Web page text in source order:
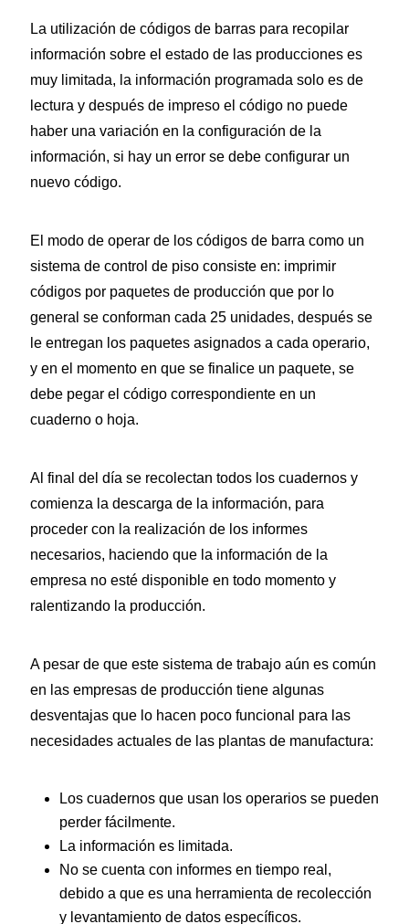
La utilización de códigos de barras para recopilar
información sobre el estado de las producciones es
muy limitada, la información programada solo es de
lectura y después de impreso el código no puede
haber una variación en la configuración de la
información, si hay un error se debe configurar un
nuevo código.
El modo de operar de los códigos de barra como un
sistema de control de piso consiste en: imprimir
códigos por paquetes de producción que por lo
general se conforman cada 25 unidades, después se
le entregan los paquetes asignados a cada operario,
y en el momento en que se finalice un paquete, se
debe pegar el código correspondiente en un
cuaderno o hoja.
Al final del día se recolectan todos los cuadernos y
comienza la descarga de la información, para
proceder con la realización de los informes
necesarios, haciendo que la información de la
empresa no esté disponible en todo momento y
ralentizando la producción.
A pesar de que este sistema de trabajo aún es común
en las empresas de producción tiene algunas
desventajas que lo hacen poco funcional para las
necesidades actuales de las plantas de manufactura:
Los cuadernos que usan los operarios se pueden
perder fácilmente.
La información es limitada.
No se cuenta con informes en tiempo real,
debido a que es una herramienta de recolección
y levantamiento de datos específicos.